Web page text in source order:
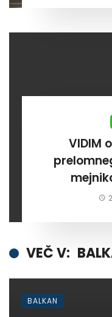
VIDIM
VEČ V:
BALKAN